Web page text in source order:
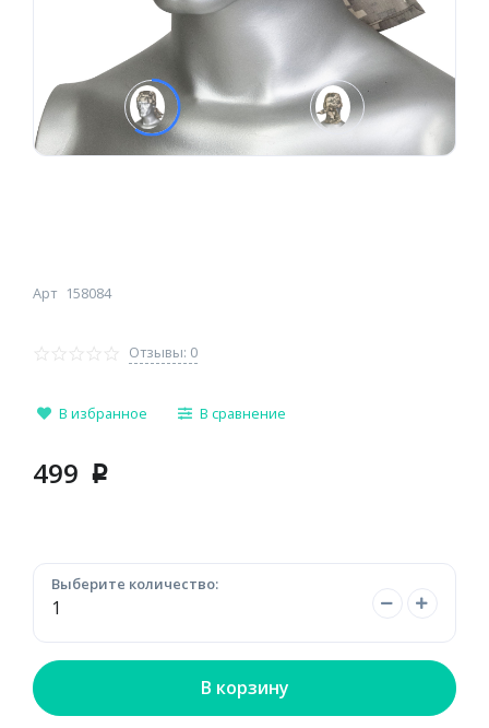
Арт 158084
Отзывы: 0
В избранное В сравнение
499 p
Выберите количество:
В корзину